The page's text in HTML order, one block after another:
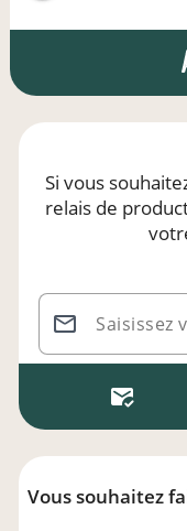
Si vous
relais de
Saisissez
Vous souhaitez